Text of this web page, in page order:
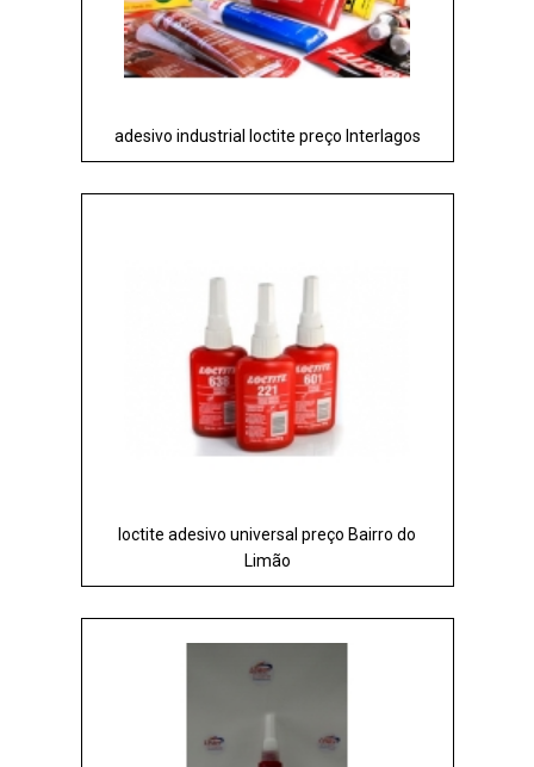
adesivo industrial loctite preço Interlagos
loctite adesivo universal preço Bairro do
Limão